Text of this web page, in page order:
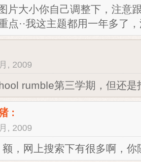
片大小你自己调整下，注意
点··我这主题都用一年多了，
, 2009
rumble第三学期，但还是
:
, 2009
，网上搜索下有很多啊，你